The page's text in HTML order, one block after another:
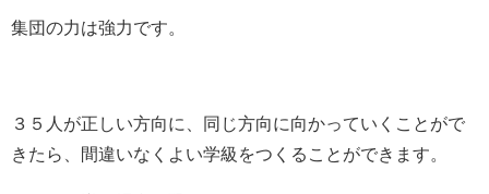
集団の力は強力です。
３５人が正しい方向に、同じ方向に向かっていくことがで
きたら、間違いなくよい学級をつくることができます。